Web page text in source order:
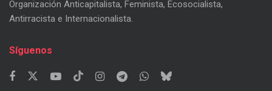
Organización Anticapitalista, Feminista, Ecosocialista,
Antirracista e Internacionalista.
Síguenos